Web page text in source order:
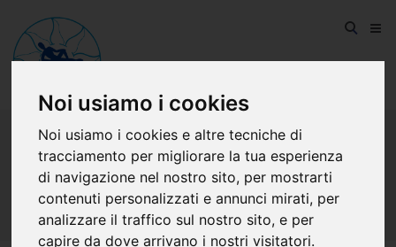
Noi usiamo i cookies
Noi usiamo i cookies e altre tecniche di
tracciamento per migliorare la tua esperienza
di navigazione nel nostro sito, per mostrarti
contenuti personalizzati e annunci mirati, per
analizzare il traffico sul nostro sito, e per
capire da dove arrivano i nostri visitatori.
MEMORY